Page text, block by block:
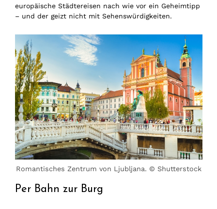
europäische Städtereisen nach wie vor ein Geheimtipp
– und der geizt nicht mit Sehenswürdigkeiten.
Romantisches Zentrum von Ljubljana. © Shutterstock
Per Bahn zur Burg